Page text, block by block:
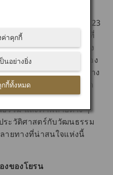
ถมองเห็นแหลมเฮโดะ
อยู่ข้ามทะเลห่างออกไป 23
าชั้นแห่งนี้ตั้งชื่อตามการที่
ลุ่มดาวกางเขนใต้ได้ ซึ่ง
สุดของญี่ปุ่นที่สามารถมอง
ด่งดังนี้ได้ ศูนย์แห่งนี้สร้าง
ม ซึ่งแต่ละชั้นนั้นมีการจัด
ความหลากหลายทาง
รรม และภาพถ่ายต่าง ๆ
ะวัติศาสตร์กับวัฒนธรรม
ายทางที่น่าสนใจแห่งนี้
งของโยรน
กี้ทั้งหมด
นอย่างยิ่ง
ค่าคุกกี้